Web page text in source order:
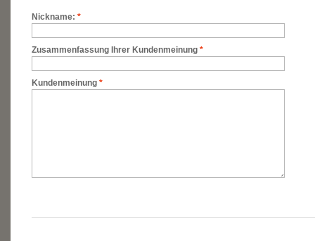
*
Nickname:
*
Zusammenfassung Ihrer Kundenmeinung
*
Kundenmeinung